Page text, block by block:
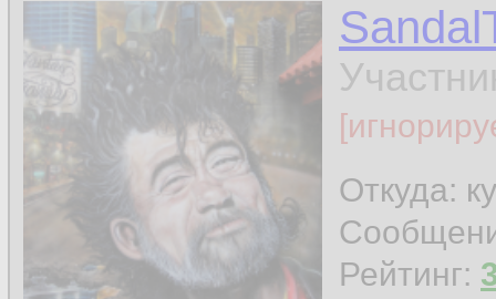
Откуда:
Рейтинг: